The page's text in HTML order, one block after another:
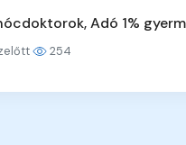
Adó 1%
254